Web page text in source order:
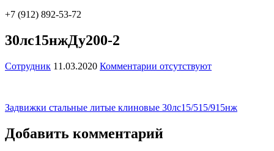
+7 (912) 892-53-72
30лс15нжДу200-2
Сотрудник 11.03.2020 Комментарии отсутствуют
Навигация
по
записям
Задвижки стальные литые клиновые 30лс15/515/915нж
Добавить комментарий